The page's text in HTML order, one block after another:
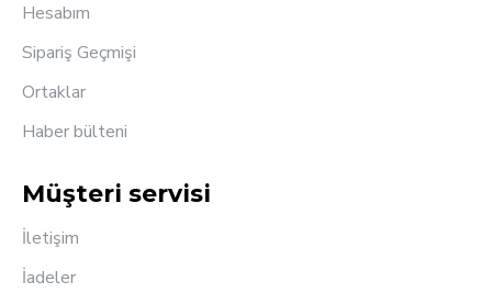
Hesabım
Sipariş Geçmişi
Ortaklar
Haber bülteni
Müşteri servisi
İletişim
İadeler